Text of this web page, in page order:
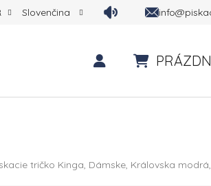
Slovenčina
tričko Kinga, Dámske, Královska